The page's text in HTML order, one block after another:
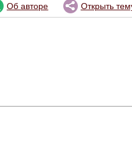
Об авторе Открыть